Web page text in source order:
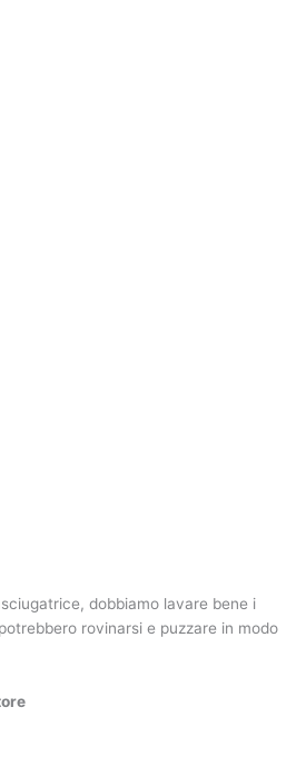
dobbiamo lavare bene i
rovinarsi e puzzare in modo